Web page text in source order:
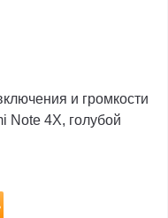
и громкости
Note 4X, голубой